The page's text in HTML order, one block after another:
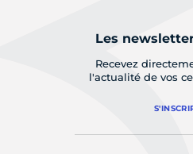
Les
Recevez
l'actualité de vos